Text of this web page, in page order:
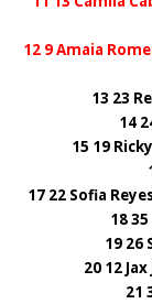
12 9 Amaia
13 23
14
15 19
17 22 Sofia
18
19 26
20 12
21